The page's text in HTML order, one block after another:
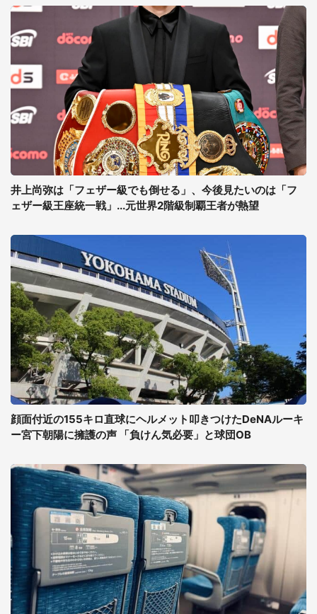
井上尚弥は「フェザー級でも倒せる」、今後見たいのは「フ
ェザー級王座統一戦」...元世界2階級制覇王者が熱望
顔面付近の155キロ直球にヘルメット叩きつけたDeNAルーキ
ー宮下朝陽に擁護の声 「負けん気必要」と球団OB